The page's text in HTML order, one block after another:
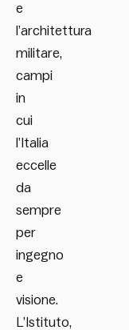
e
l’architettura
militare,
campi
in
cui
l’Italia
eccelle
da
sempre
per
ingegno
e
visione.
L’Istituto,